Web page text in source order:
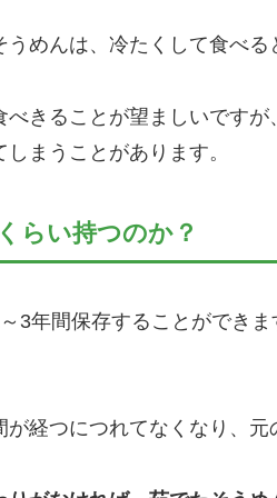
めんは、冷たくして食べる
きることが望ましいです
まうことがあります。
らい持つのか？
3年間保存することができ
経つにつれてなくなり、元